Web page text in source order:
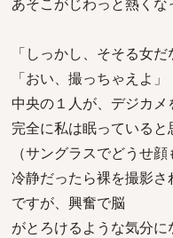
「しっかし、そそる女だ
「おい、撮っちゃえよ」
中央の１人が、デジカメ
完全に私は眠っていると
（サングラスでどうせ
冷静だったら裸を撮影
ですが、興奮で脳
がとろけるような気分